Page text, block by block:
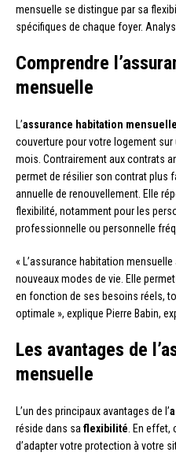
mensuelle se distingue par sa
spécifiques de chaque foyer.
Comprendre
mensuelle
L’assurance habitation mensuelle
couverture pour votre logement
mois. Contrairement aux contrats
permet de résilier son contrat plus
annuelle de renouvellement. Elle
flexibilité, notamment pour les
professionnelle ou personnelle
« L’assurance habitation
nouveaux modes de vie. Elle
en fonction de ses besoins réels,
optimale », explique Pierre Babin,
Les avantages de
mensuelle
L’un des principaux avantages de l’
réside dans saflexibilité. En effet,
d’adapter votre protection à votre